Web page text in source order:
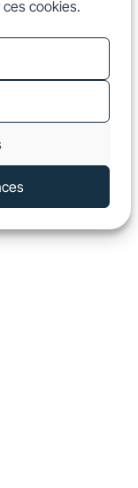
cookies.